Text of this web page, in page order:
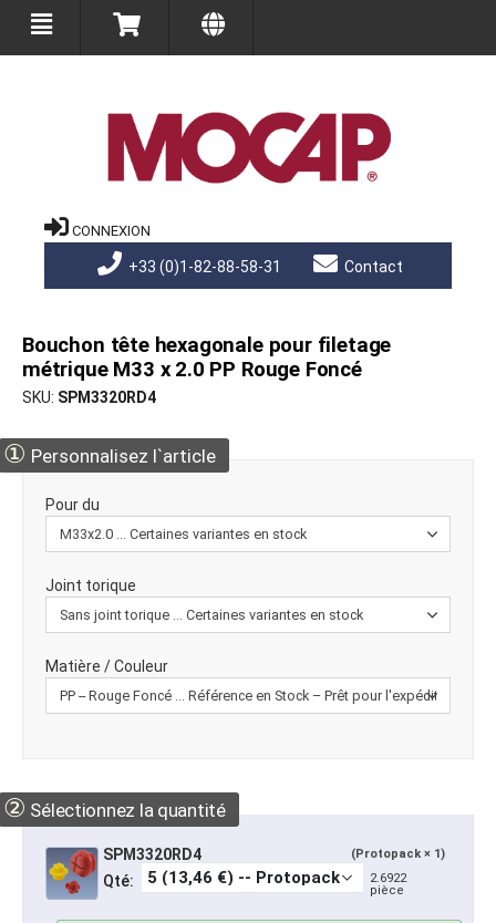
CONNEXION
+33 (0)1-82-88-58-31 Contact
Bouchon tête hexagonale pour filetage
métrique M33 x 2.0 PP Rouge Foncé
SKU SPM3320RD4
① Personnalisez l`article
Pour du
Joint torique
Matière / Couleur
② Sélectionnez la quantité
SPM3320RD4 (Protopack × 1)
Qté:
2.6922
pièce